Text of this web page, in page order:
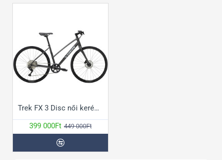
Trek FX 3 Disc női kerékpár
399 000Ft 449 000Ft